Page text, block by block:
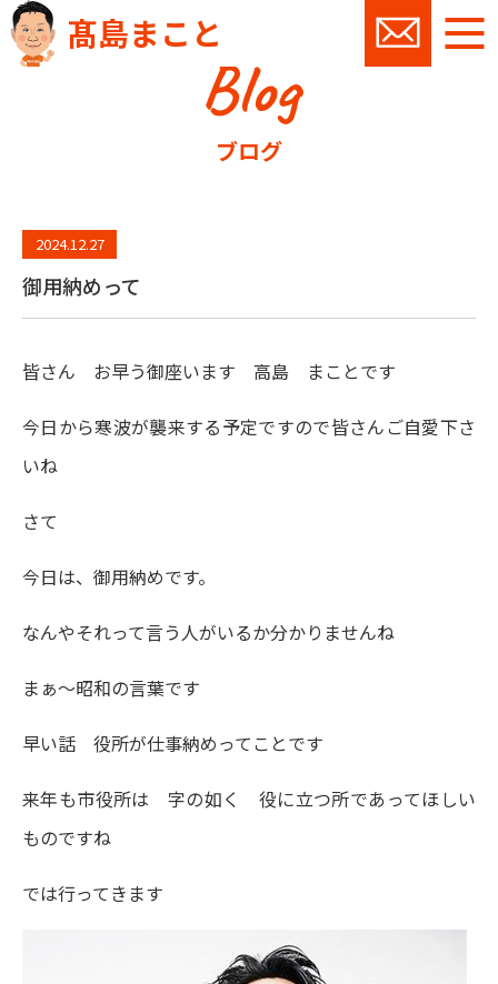
髙島まこと
Blog
ブログ
2024.12.27
御用納めって
皆さん お早う御座います 高島 まことです
今日から寒波が襲来する予定ですので皆さんご自愛下さ
いね
さて
今日は、御用納めです。
なんやそれって言う人がいるか分かりませんね
まぁ～昭和の言葉です
早い話 役所が仕事納めってことです
来年も市役所は 字の如く 役に立つ所であってほしい
ものですね
では行ってきます